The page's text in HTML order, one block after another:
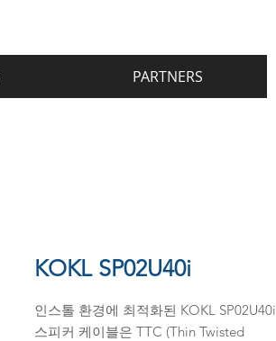
PARTNERS
KOKL SP02U40i
인스톨 환경에 최적화된 KOKL SP02U40i
스피커 케이블은 TTC (Thin Twisted